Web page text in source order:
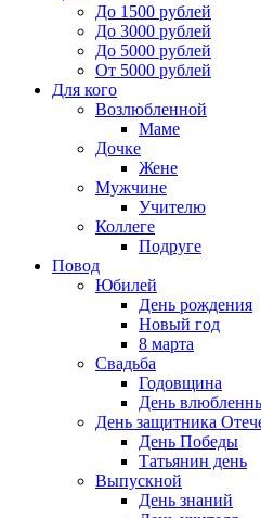
До 1500 рублей
До 3000 рублей
До 5000 рублей
От 5000 рублей
Для кого
Возлюбленной
Маме
Дочке
Жене
Мужчине
Учителю
Коллеге
Подруге
Повод
Юбилей
День рождения
Новый год
8 марта
Свадьба
Годовщина
День
День защитника
День Победы
Татьянин день
Выпускной
День знаний